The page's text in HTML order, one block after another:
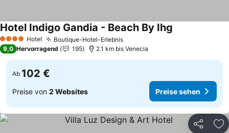
4 Sterne Hotel Boutique-Hotel-ErlebnisPreise sehen
Hotel Indigo Gandia - Beach By Ihg
9,0 Hervorragend 195 2.1 km bis Venecia
Ab 102 €
Preise von 2 Websites Preise sehen
Teilen